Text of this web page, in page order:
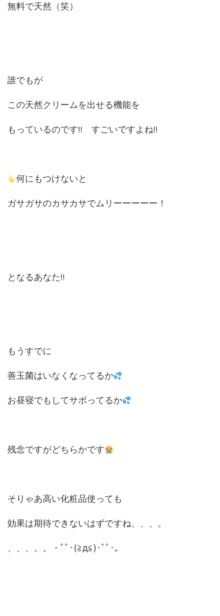
無料で天然（笑）
誰でもが
この天然クリームを出せる機能を
もっているのです‼ すごいですよね‼
何にもつけないと
ガサガサのカサカサでムリーーーーー！
となるあなた‼
もうすでに
善玉菌はいなくなってるか
お昼寝でもしてサボってるか
残念ですがどちらかです
そりゃあ高い化粧品使っても
効果は期待できないはずですね、、、。
、、、。。・ﾟﾟ･(≧д≦)･ﾟﾟ･｡